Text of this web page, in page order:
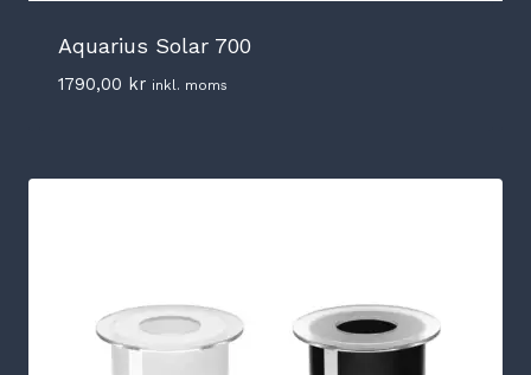
Aquarius Solar 700
1790,00 kr inkl. moms